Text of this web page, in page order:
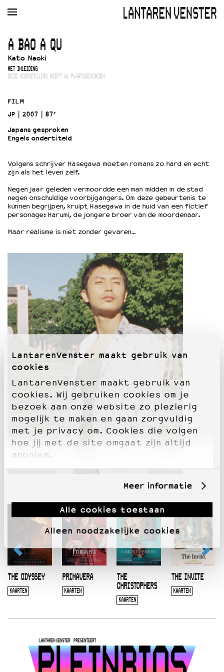
LantarenVenster maakt gebruik van
cookies
LantarenVenster maakt gebruik van
cookies. Wij gebruiken cookies om je
bezoek aan onze website zo plezierig
mogelijk te maken en gaan zorgvuldig
met je privacy om. Cookies die volgen
hoe jij met de site omgaat zijn altijd
anoniem.
Meer informatie
Alle cookies toestaan
Alleen noodzakelijke cookies
AGENDA FILM
Winkelmandje
Zoek
Openingstijden & contact
Bereikbaarheid
EDUCATIE
Schoolvoorstellingen
Filmprogramma’s Primair Onderwijs
Filmprogramma’s VO/MBO
Speciale educatieprogramma’s
Wie is wie
Word vriend
Historie
Partners
Huisregels
Privacyverklaring
Integriteits- en gedragscode
Duurzaamheid
Culturele boycot Israël
Ruimte voor artistieke vrijheid – VNPF
A BAO A QU
Kato Naoki
MET INLEIDING
DEZE VOORSTELLING HEEFT AL PLAATSGEVONDEN
FILM
JP
2007
87’
Japans gesproken
Engels ondertiteld
Volgens schrijver Hasegawa moeten romans zo hard en echt
zijn als het leven zelf.
Negen jaar geleden vermoordde een man midden in de stad
negen onschuldige voorbijgangers. Om deze gebeurtenis te
kunnen begrijpen, kruipt Hasegawa in de huid van een fictief
personage: Harumi, de jongere broer van de moordenaar.
Maar realisme is niet zonder gevaren…
THE ODYSSEY
KAARTEN
PRIMAVERA
KAARTEN
THE
CHRISTOPHERS
KAARTEN
THE INVITE
KAARTEN